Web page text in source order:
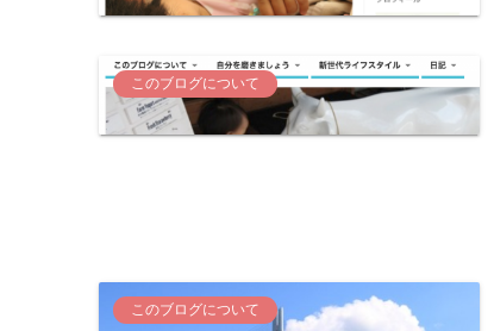
このブログについて
このブログについて